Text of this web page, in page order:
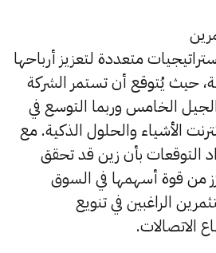
متعددة لتعزيز أرباحها
حيث يُتوقع أن تستمر الشركة
الخامس وربما التوسع في
الأشياء والحلول الذكية. مع
2025، تزداد التوقعات بأن زين قد تحقق
من قوة أسهمها في السوق
الراغبين في تنويع
الاتصالات.